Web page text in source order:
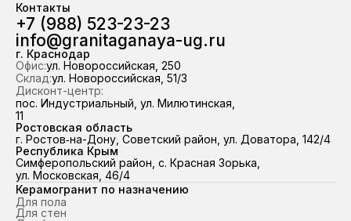
Контакты
+7 (988) 523-23-23
info@granitaganaya-ug.ru
г. Краснодар
Офис:ул. Новороссийская, 250
Склад:ул. Новороссийская, 51/3
Дисконт-центр:
пос. Индустриальный, ул. Милютинская,
11
Ростовская область
г. Ростов‑на-Дону, Советский район, ул. Доватора, 142/4
Республика Крым
Симферопольский район, с. Красная Зорька,
ул. Московская, 46/4
Керамогранит по назначению
Для пола
Для стен